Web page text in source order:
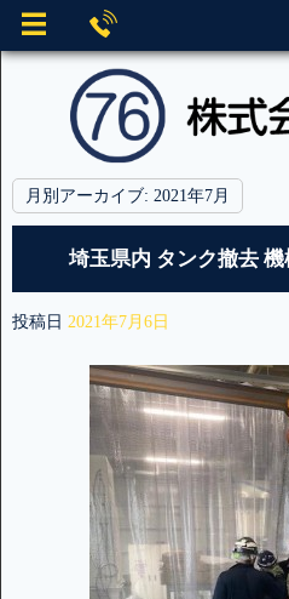
月別アーカイブ: 2021年7月
埼玉県内 タンク撤去
投稿日 2021年7月6日